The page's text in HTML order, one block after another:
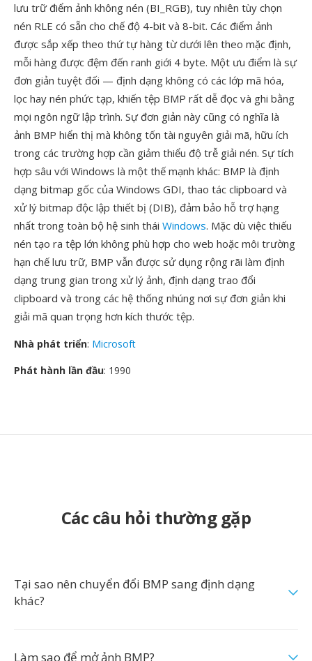
lưu trữ điểm ảnh không nén (BI_RGB), tuy nhiên tùy chọn
nén RLE có sẵn cho chế độ 4-bit và 8-bit. Các điểm ảnh
được sắp xếp theo thứ tự hàng từ dưới lên theo mặc định,
mỗi hàng được đệm đến ranh giới 4 byte. Một ưu điểm là sự
đơn giản tuyệt đối — định dạng không có các lớp mã hóa,
lọc hay nén phức tạp, khiến tệp BMP rất dễ đọc và ghi bằng
mọi ngôn ngữ lập trình. Sự đơn giản này cũng có nghĩa là
ảnh BMP hiển thị mà không tốn tài nguyên giải mã, hữu ích
trong các trường hợp cần giảm thiểu độ trễ giải nén. Sự tích
hợp sâu với Windows là một thế mạnh khác: BMP là định
dạng bitmap gốc của Windows GDI, thao tác clipboard và
xử lý bitmap độc lập thiết bị (DIB), đảm bảo hỗ trợ hạng
nhất trong toàn bộ hệ sinh thái Windows. Mặc dù việc thiếu
nén tạo ra tệp lớn không phù hợp cho web hoặc môi trường
hạn chế lưu trữ, BMP vẫn được sử dụng rộng rãi làm định
dạng trung gian trong xử lý ảnh, định dạng trao đổi
clipboard và trong các hệ thống nhúng nơi sự đơn giản khi
giải mã quan trọng hơn kích thước tệp.
Nhà phát triển: Microsoft
Phát hành lần đầu: 1990
Các câu hỏi thường gặp
Tại sao nên chuyển đổi BMP sang định dạng
khác?
Làm sao để mở ảnh BMP?